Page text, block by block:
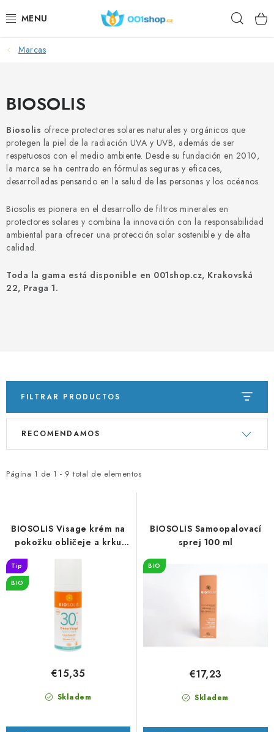
en
DOPLŇKY STRAVY
PRODUCTOS ALIMENTICIOS
TEMAS
ACCIÓN
DÁRKY PRO ZDRAVÍ
PORADNA
Natural Health Store
Glosario Mapa del sitio Mi pedido
Marcas
BIOSOLIS
Biosolis ofrece protectores solares naturales y orgánicos que
protegen la piel de la radiación UVA y UVB, además de ser
respetuosos con el medio ambiente. Desde su fundación en 2010,
la marca se ha centrado en fórmulas seguras y eficaces,
desarrolladas pensando en la salud de las personas y los océanos.
Biosolis es pionera en el desarrollo de filtros minerales en
protectores solares y combina la innovación con la responsabilidad
ambiental para ofrecer una protección solar sostenible y de alta
calidad.
Toda la gama está disponible en 001shop.cz, Krakovská
22, Praga 1.
FILTRAR PRODUCTOS
L
t
e
r
o
d
Página 1 de 1 - 9 total de elementos
C
s
a
c
i
RECOMENDAMOS
BIOSOLIS Visage krém na
pokožku obličeje a krku
Tip
BIO
Skladem
€15,35
BIOSOLIS Samoopalovací
sprej 100 ml
BIO
Skladem
€17,23